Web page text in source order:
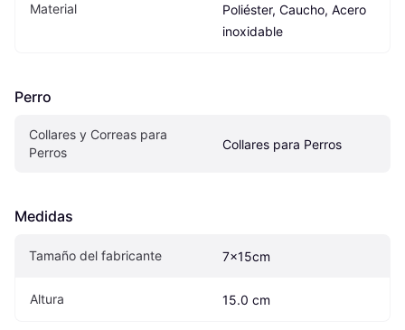
Material
Poliéster, Caucho, Acero
inoxidable
Perro
Collares y Correas para
Perros
Collares para Perros
Medidas
Tamaño del fabricante 7x15cm
Altura 15.0 cm